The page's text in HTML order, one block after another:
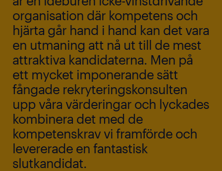
organisation där kompetens och
hjärta går hand i hand kan det vara
en utmaning att nå ut till de mest
attraktiva kandidaterna. Men på
ett mycket imponerande sätt
fångade rekryteringskonsulten
upp våra värderingar och lyckades
kombinera det med de
kompetenskrav vi framförde och
levererade en fantastisk
slutkandidat.